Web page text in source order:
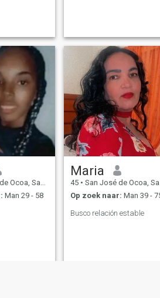
de Ocoa, Dominicaanse Rep.
Man 29 - 58
Maria
45 • San José de Ocoa, San José de Ocoa, Dominicaanse Rep.
Op zoek naar: Man 39 -
Busco relación estable